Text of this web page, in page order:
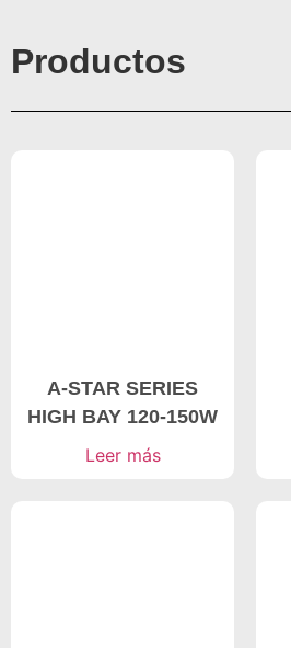
Productos
A-STAR SERIES
HIGH BAY 120-150W
Leer más